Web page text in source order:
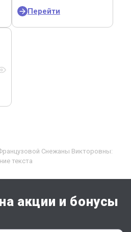
Перейти
Снежаны Викторовны:
текста
акции и бонусы